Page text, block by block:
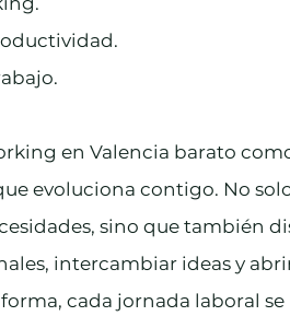
en Valencia barato
evoluciona contigo. No
sino que también
intercambiar ideas y
cada jornada laboral se